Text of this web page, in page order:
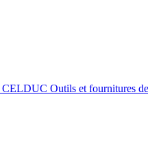
Outils et fournitures